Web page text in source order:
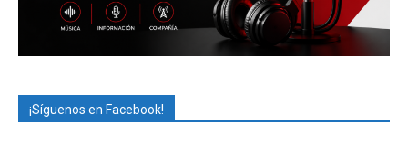
¡Síguenos en Facebook!